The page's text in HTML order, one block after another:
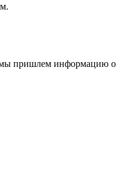
пришлем информацию о